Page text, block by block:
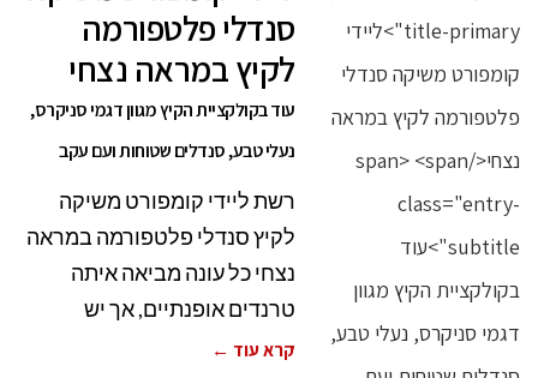
סנדלי פלטפורמה
לקיץ במראה נצחי
עוד בקולקציית הקיץ מגוון דגמי סניקרס,
נעלי טבע, סנדלים שטוחות ועם עקב
רשת ליידי קומפורט משיקה
לקיץ סנדלי פלטפורמה במראה
נצחי כל עונה מביאה איתה
טרנדים אופנתיים, אך יש
קרא עוד ←